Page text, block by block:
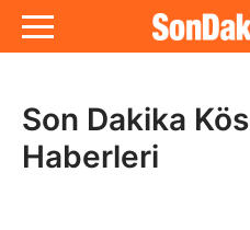
Son Dakika
Haberleri